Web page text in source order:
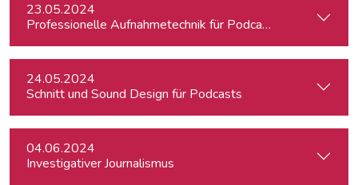
23.05.2024
Professionelle Aufnahmetechnik für Podcasts
24.05.2024
Schnitt und Sound Design für Podcasts
04.06.2024
Investigativer Journalismus